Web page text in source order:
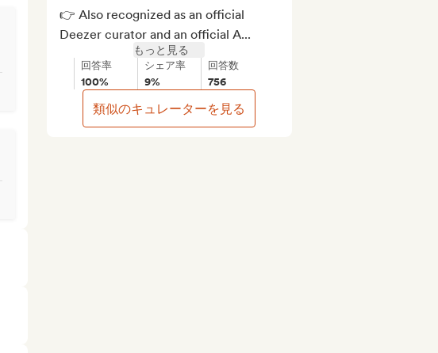
👉 Also recognized as an official
Deezer curator and an official A...
もっと見る
回答率
100%
シェア率
9%
回答数
756
類似のキュレーターを見る